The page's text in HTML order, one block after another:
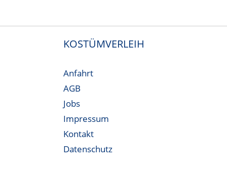
KOSTÜMVERLEIH
Anfahrt
AGB
Jobs
Impressum
Kontakt
Datenschutz